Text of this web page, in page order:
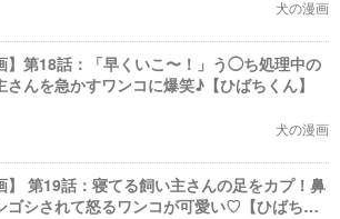
犬の漫画
】第18話：「早くいこ〜！」う◯ち処理中の
さんを急かすワンコに爆笑♪【ひばちくん】
犬の漫画
】 第19話：寝てる飼い主さんの足をカプ！鼻
ゴシされて怒るワンコが可愛い♡【ひばちく